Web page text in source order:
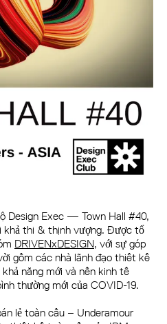
Design Exec — Town Hall #40,
thi & thịnh vượng. Được tổ
DRIVENxDESIGN, với sự góp
gồm các nhà lãnh đạo thiết kế
năng mới và nền kinh tế
thường mới của COVID-19.
lẻ toàn cầu – Underamour